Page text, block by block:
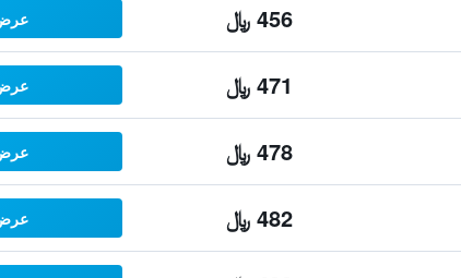
456 ﷼ عرض
471 ﷼ عرض
478 ﷼ عرض
482 ﷼ عرض